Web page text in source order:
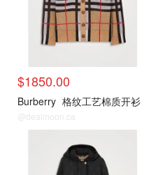
$1850.00
Burberry 格纹工艺棉质开衫
@dealmoon.ca